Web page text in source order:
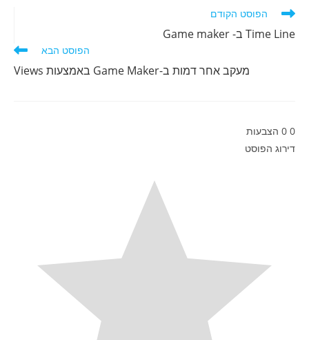
o
k
e
d
t
s
לקרוא
נוספים
הפוסט הקודם
Time Line ב- Game maker
הפוסט הבא
מעקב אחר דמות ב-Game Maker באמצעות Views
0
0 הצבעות
דירוג הפוסט